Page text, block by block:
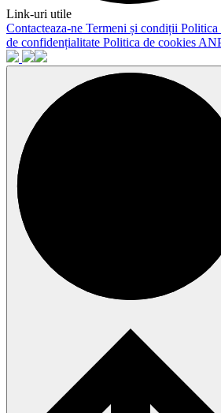
Link-uri utile
Contacteaza-ne Termeni și condiții Politica
de confidențialitate Politica de cookies